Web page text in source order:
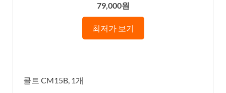
79,000원
최저가 보기
콜트 CM15B, 1개